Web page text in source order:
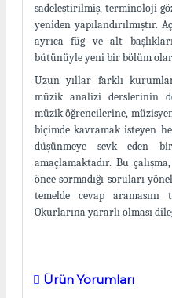
sadeleştirilmiş, terminoloji
yeniden yapılandırılmıştır.
ayrıca füg ve alt
bütünüyle yeni bir bölüm
Uzun yıllar farklı
müzik analizi derslerinin
müzik öğrencilerine,
biçimde kavramak isteyen
düşünmeye sevk eden
amaçlamaktadır. Bu
önce sormadığı soruları
temelde cevap aramasını
Okurlarına yararlı olması
Ürün Yorumları